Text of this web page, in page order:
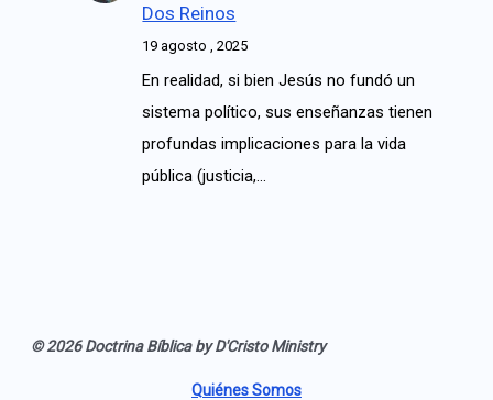
Dos Reinos
19 agosto , 2025
En realidad, si bien Jesús no fundó un
sistema político, sus enseñanzas tienen
profundas implicaciones para la vida
pública (justicia,…
© 2026 Doctrina Bíblica by D'Cristo Ministry
Quiénes Somos